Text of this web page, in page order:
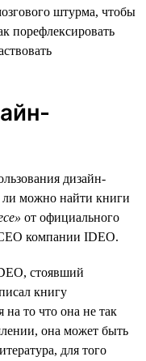
штурма, чтобы
порефлексировать
дизайн-
ли можно найти книги
от официального
компании IDEO.
стоявший
книгу
на то что она не так
она может быть
для того